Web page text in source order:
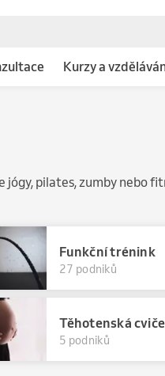
Kurzy a
pilates, zumby nebo
Funkční trénink
27 podniků
Těhotenská
5 podniků